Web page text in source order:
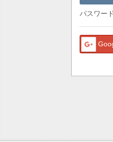
パスワー